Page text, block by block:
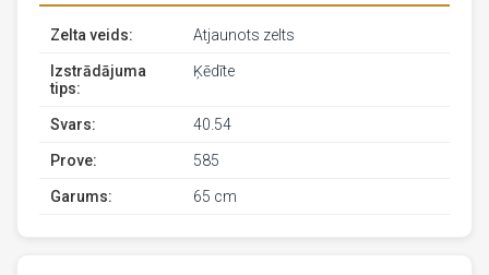
Zelta veids: Atjaunots zelts
Izstrādājuma
tips:
Ķēdīte
Svars: 40.54
Prove: 585
Garums: 65 cm